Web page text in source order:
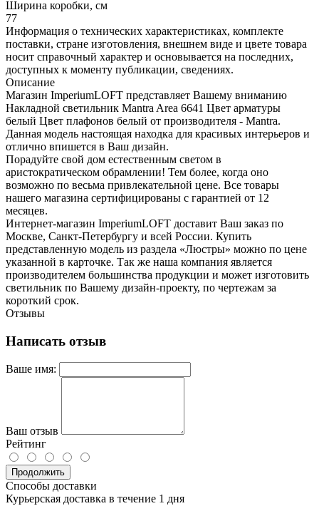
Ширина коробки, см
77
Информация о технических характеристиках, комплекте
поставки, стране изготовления, внешнем виде и цвете товара
носит справочный характер и основывается на последних,
доступных к моменту публикации, сведениях.
Описание
Магазин ImperiumLOFT представляет Вашему вниманию
Накладной светильник Mantra Area 6641 Цвет арматуры
белый Цвет плафонов белый от производителя - Mantra.
Данная модель настоящая находка для красивых интерьеров и
отлично впишется в Ваш дизайн.
Порадуйте свой дом естественным светом в
аристократическом обрамлении! Тем более, когда оно
возможно по весьма привлекательной цене. Все товары
нашего магазина сертифицированы с гарантией от 12
месяцев.
Интернет-магазин ImperiumLOFT доставит Ваш заказ по
Москве, Санкт-Петербургу и всей России. Купить
представленную модель из раздела «Люстры» можно по цене
указанной в карточке. Так же наша компания является
производителем большинства продукции и может изготовить
светильник по Вашему дизайн-проекту, по чертежам за
короткий срок.
Отзывы
Написать отзыв
Ваше имя:
Ваш отзыв
Рейтинг
Продолжить
Способы доставки
Курьерская доставка в течение 1 дня